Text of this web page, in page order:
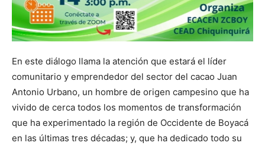
En este diálogo llama la atención que estará el líder
comunitario y emprendedor del sector del cacao Juan
Antonio Urbano, un hombre de origen campesino que ha
vivido de cerca todos los momentos de transformación
que ha experimentado la región de Occidente de Boyacá
en las últimas tres décadas; y, que ha dedicado todo su